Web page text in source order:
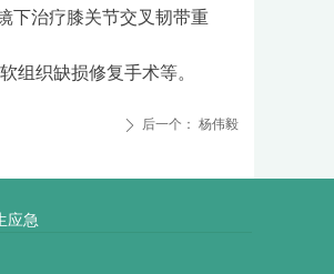
ꄲ 后一个： 杨伟毅
下治疗膝关节交叉韧带重
组织缺损修复手术等。
应急